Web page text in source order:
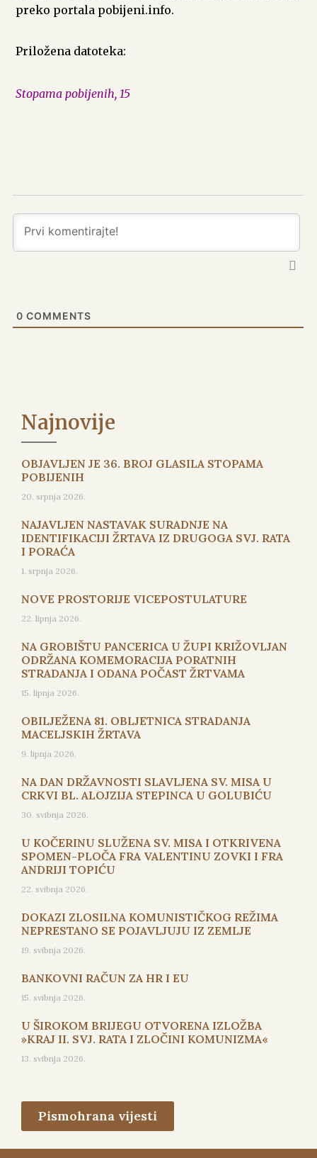
preko portala pobijeni.info.
Priložena datoteka:
Stopama pobijenih, 15
0 COMMENTS
Najnovije
OBJAVLJEN JE 36. BROJ GLASILA STOPAMA
POBIJENIH
20. srpnja 2026.
NAJAVLJEN NASTAVAK SURADNJE NA
IDENTIFIKACIJI ŽRTAVA IZ DRUGOGA SVJ. RATA
I PORAĆA
1. srpnja 2026.
NOVE PROSTORIJE VICEPOSTULATURE
22. lipnja 2026.
NA GROBIŠTU PANCERICA U ŽUPI KRIŽOVLJAN
ODRŽANA KOMEMORACIJA PORATNIH
STRADANJA I ODANA POČAST ŽRTVAMA
15. lipnja 2026.
OBILJEŽENA 81. OBLJETNICA STRADANJA
MACELJSKIH ŽRTAVA
9. lipnja 2026.
NA DAN DRŽAVNOSTI SLAVLJENA SV. MISA U
CRKVI BL. ALOJZIJA STEPINCA U GOLUBIĆU
30. svibnja 2026.
U KOČERINU SLUŽENA SV. MISA I OTKRIVENA
SPOMEN-PLOČA FRA VALENTINU ZOVKI I FRA
ANDRIJI TOPIĆU
22. svibnja 2026.
DOKAZI ZLOSILNA KOMUNISTIČKOG REŽIMA
NEPRESTANO SE POJAVLJUJU IZ ZEMLJE
19. svibnja 2026.
BANKOVNI RAČUN ZA HR I EU
15. svibnja 2026.
U ŠIROKOM BRIJEGU OTVORENA IZLOŽBA
»KRAJ II. SVJ. RATA I ZLOČINI KOMUNIZMA«
13. svibnja 2026.
Pismohrana vijesti